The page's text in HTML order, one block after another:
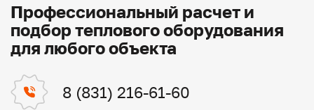
Профессиональный расчет и
подбор теплового оборудования
для любого объекта
8 (831) 216-61-60